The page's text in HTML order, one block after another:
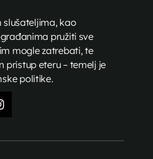
slušateljima, kao
pružiti sve
mogle zatrebati, te
pristup eteru – temelj je
politike.